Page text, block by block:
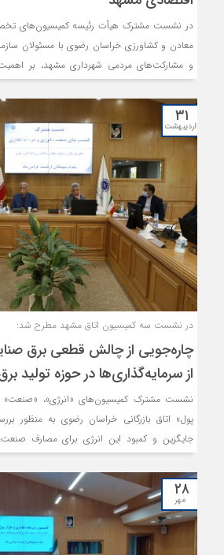
در نشست مشترک هیأت رئیسه کمیسیون‌های تخصصی
معادن و کشاورزی خراسان رضوی با مسئولان
و مشارکت‌های مردمی شهرداری مشهد، بر
بخش خصوصی و ارائه دیدگاه‌ها و نظرات این
توسعه اقتصادی شهر مشهد تاکید شد.
۳۱
اردیبهشت
در نشست سه کمیسیون اتاق مشهد مطرح شد:
چاره‌جویی از چالش قطعی برق
از سرمایه‌گذاری‌ها در حوزه تولید
نشست مشترک کمیسیون‌های «انرژی»، «صنعت» و
پول» اتاق بازرگانی خراسان رضوی به منظور
جایگزین و کمبود این انرژی برای مصارف
۲۸
مهر